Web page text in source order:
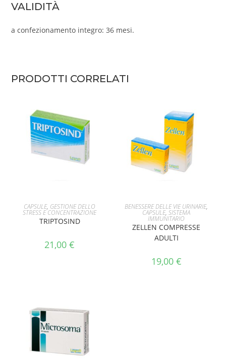
VALIDITÀ
a confezionamento integro: 36 mesi.
PRODOTTI CORRELATI
AGGIUNGI AL CARRELLO
CAPSULE, GESTIONE DELLO
STRESS E CONCENTRAZIONE
TRIPTOSIND
21,00€
AGGIUNGI AL CARRELLO
BENESSERE DELLE VIE URINARIE,
CAPSULE,SISTEMA
IMMUNITARIO
ZELLEN COMPRESSE
ADULTI
19,00 €